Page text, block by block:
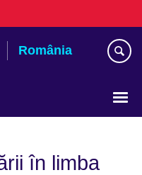
România
în limba